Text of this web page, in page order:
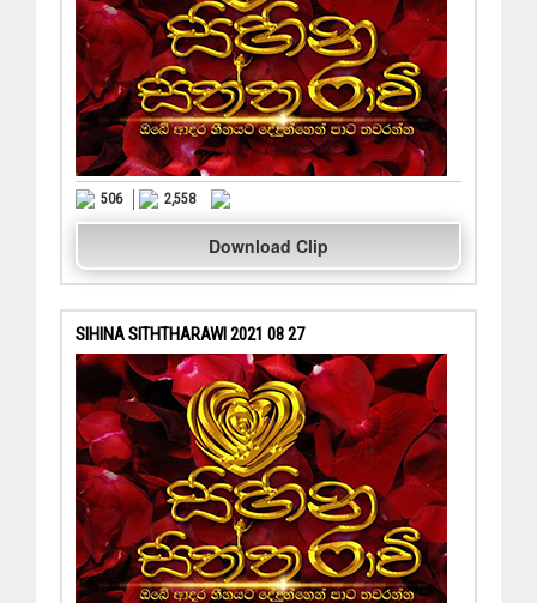
506 2,558
Download Clip
SIHINA SITHTHARAWI 2021 08 27